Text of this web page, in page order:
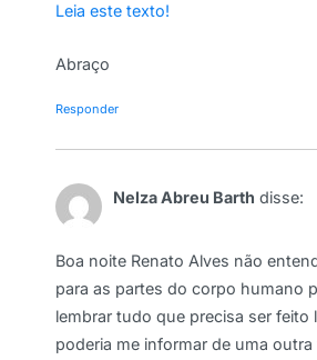
Leia este texto!
Abraço
Responder
Nelza Abreu Barth disse:
Boa noite Renato Alves não
para as partes do corpo humano
lembrar tudo que precisa ser feito
poderia me informar de uma